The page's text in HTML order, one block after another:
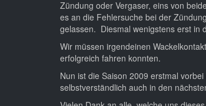
Zündung oder Vergaser, eins von
es an die Fehlersuche bei der
gelassen. Diesmal wenigstens erst in
Wir müssen irgendeinen
erfolgreich fahren konnten.
Nun ist die Saison 2009 erstmal
selbstverständlich auch in den